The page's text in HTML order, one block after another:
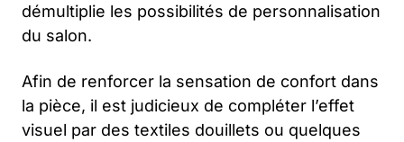
démultiplie les possibilités de personnalisation
du salon.
Afin de renforcer la sensation de confort dans
la pièce, il est judicieux de compléter l’effet
visuel par des textiles douillets ou quelques